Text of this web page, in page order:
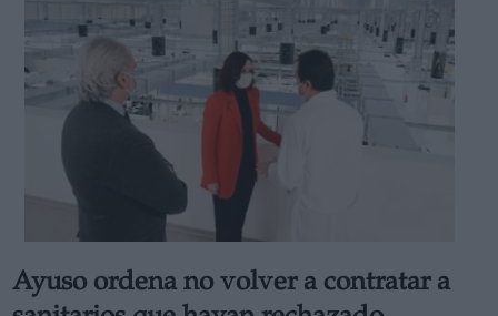
Ayuso ordena no volver a contratar a